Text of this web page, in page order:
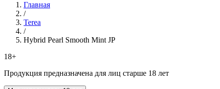
Главная
/
Terea
/
Hybrid Pearl Smooth Mint JP
18+
Продукция предназначена для лиц старше 18 лет